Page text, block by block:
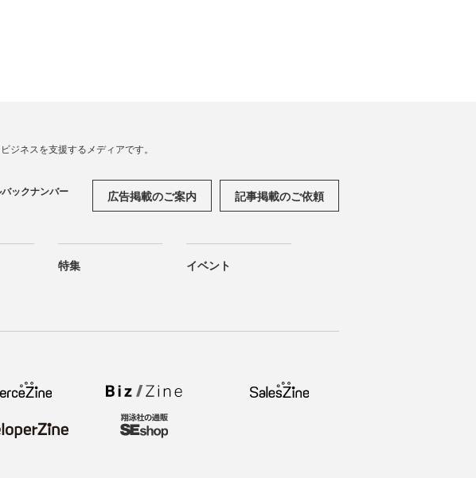
ジネスを支援するメディアです。
ックナンバー 広告掲載のご案内 記事掲載のご依頼
特集 イベント